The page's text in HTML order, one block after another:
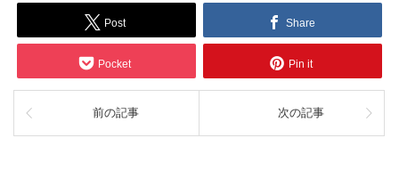
Post Share
Pocket Pin it
前の記事 次の記事